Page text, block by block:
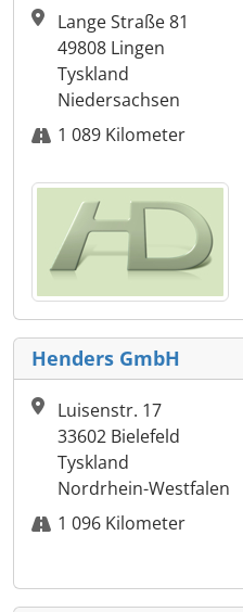
Lange Straße 81
49808 Lingen
Tyskland
Niedersachsen
1 089 Kilometer
Henders GmbH
Luisenstr. 17
33602 Bielefeld
Tyskland
Nordrhein-Westfalen
1 096 Kilometer